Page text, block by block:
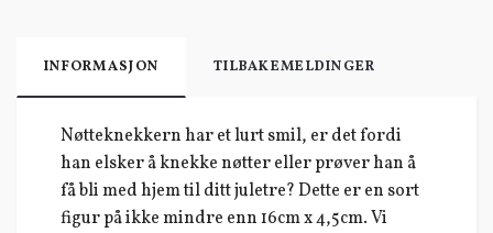
INFORMASJON TILBAKEMELDINGER
Nøtteknekkern har et lurt smil, er det fordi
han elsker å knekke nøtter eller prøver han å
få bli med hjem til ditt juletre? Dette er en sort
figur på ikke mindre enn 16cm x 4,5cm. Vi